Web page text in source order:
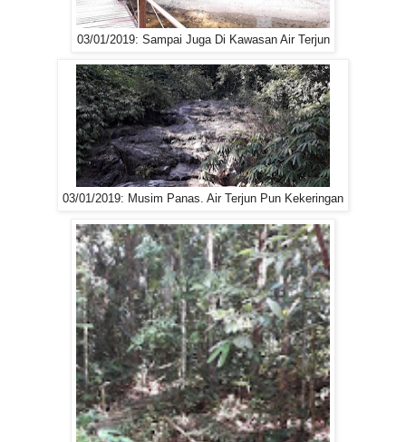
03/01/2019: Sampai Juga Di Kawasan Air Terjun
03/01/2019: Musim Panas. Air Terjun Pun Kekeringan